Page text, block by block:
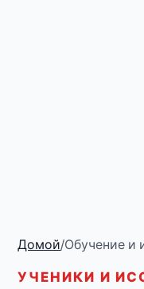
Домой/Обучение и
УЧЕНИКИ И